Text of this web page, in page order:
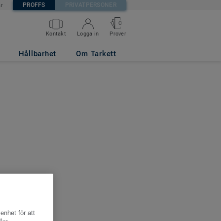
PROFFS PRIVATPERSONER
Kontakt Logga in
0
Prover
Hållbarhet Om Tarkett
för att